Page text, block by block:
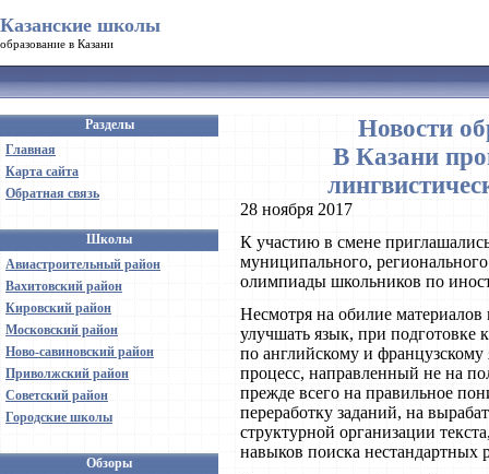
Казанские школы
образование в Казани
Разделы
Главная
Карта сайта
Обратная связь
Школы
Авиастроительный район
Вахитовский район
Кировский район
Московский район
Ново-савиновский район
Приволжский район
Советский район
Городские школы
Обзоры
Новости
В Казани
28 ноября 2017
К участию в смене
муниципального,
олимпиады школьников по
Несмотря на обилие
улучшать язык, при подготовке
по английскому и
процесс, направленный не на
прежде всего на правильное
переработку заданий, на
структурной организации
навыков поиска нестандартных